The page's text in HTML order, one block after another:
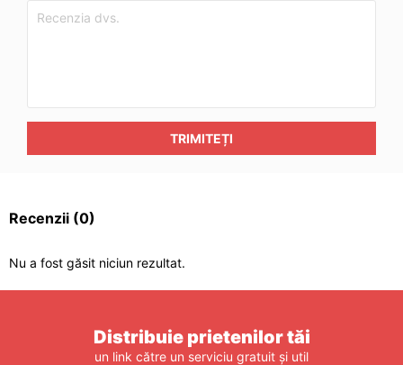
TRIMITEȚI
Recenzii (0)
Nu a fost găsit niciun rezultat.
Distribuie prietenilor tăi
un link către un serviciu gratuit și util